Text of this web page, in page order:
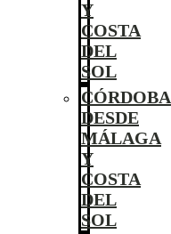
Y
COSTA
DEL
SOL
CÓRDOBA
DESDE
MÁLAGA
Y
COSTA
DEL
SOL